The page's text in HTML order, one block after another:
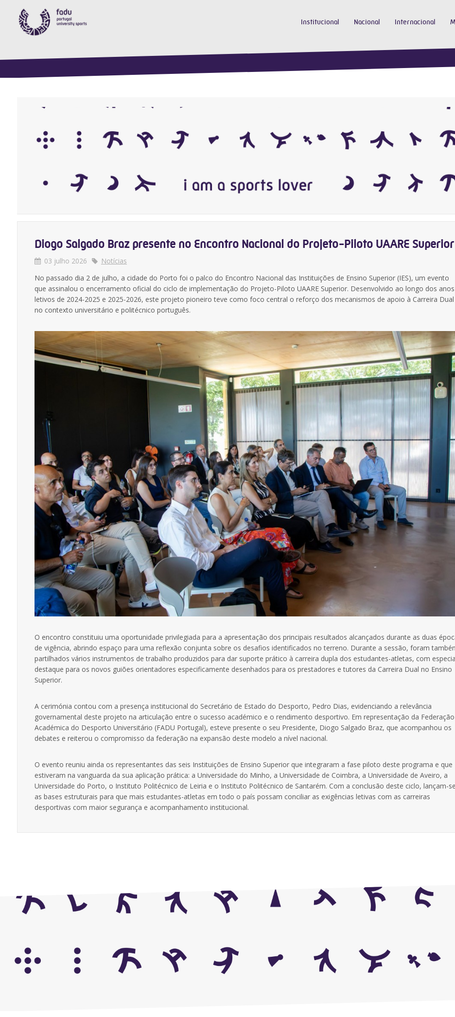
Institucional Nacional Internacional
Diogo Salgado Braz presente no Encontro Nacional do Projeto-Piloto UAARE Superior
03 julho 2026
Notícias
No passado dia 2 de julho, a cidade do Porto foi o palco do Encontro Nacional das Instituições de Ensino Superior (IES), um evento
que assinalou o encerramento oficial do ciclo de implementação do Projeto-Piloto UAARE Superior. Desenvolvido ao longo dos anos
letivos de 2024-2025 e 2025-2026, este projeto pioneiro teve como foco central o reforço dos mecanismos de apoio à Carreira Dual
no contexto universitário e politécnico português.
O encontro constituiu uma oportunidade privilegiada para a apresentação dos principais resultados alcançados durante as duas
de vigência, abrindo espaço para uma reflexão conjunta sobre os desafios identificados no terreno. Durante a sessão, foram
partilhados vários instrumentos de trabalho produzidos para dar suporte prático à carreira dupla dos estudantes-atletas, com
destaque para os novos guiões orientadores especificamente desenhados para os prestadores e tutores da Carreira Dual no Ensino
Superior.
A cerimónia contou com a presença institucional do Secretário de Estado do Desporto, Pedro Dias, evidenciando a relevância
governamental deste projeto na articulação entre o sucesso académico e o rendimento desportivo. Em representação da Federação
Académica do Desporto Universitário (FADU Portugal), esteve presente o seu Presidente, Diogo Salgado Braz, que acompanhou os
debates e reiterou o compromisso da federação na expansão deste modelo a nível nacional.
O evento reuniu ainda os representantes das seis Instituições de Ensino Superior que integraram a fase piloto deste programa e que
estiveram na vanguarda da sua aplicação prática: a Universidade do Minho, a Universidade de Coimbra, a Universidade de Aveiro, a
Universidade do Porto, o Instituto Politécnico de Leiria e o Instituto Politécnico de Santarém. Com a conclusão deste ciclo, lançam-se
as bases estruturais para que mais estudantes-atletas em todo o país possam conciliar as exigências letivas com as carreiras
desportivas com maior segurança e acompanhamento institucional.